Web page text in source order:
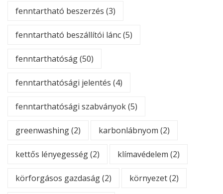
fenntartható beszerzés (3)
fenntartható beszállítói lánc(5)
fenntarthatóság(50)
fenntarthatósági jelentés (4)
fenntarthatósági szabványok(5)
greenwashing(2) karbonlábnyom (2)
kettős lényegesség(2) klímavédelem (2)
körforgásos gazdaság(2) környezet(2)